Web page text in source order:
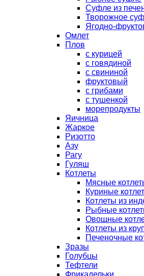
Суфле из
Творожное
Ягодно-
Омлет
Плов
с курицей
с говядиной
с свининой
фруктовый
с грибами
с тушенкой
морепродукты
Яичница
Жаркое
Ризотто
Азу
Рагу
Гуляш
Котлеты
Мясные
Куриные
Котлеты из
Рыбные
Овощные
Котлеты из
Печеночные
Зразы
Голубцы
Тефтели
Фрикадельки